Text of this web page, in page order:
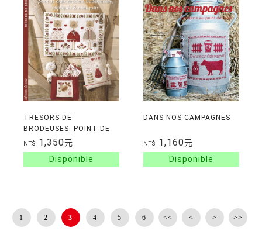
TRESORS DE
BRODEUSES. POINT DE
CROIX, BRODERIE
TRADITIONNELLE,
APPLIQUES ET MINI-
NT$ 1,350元
DANS NOS CAMPAGNES
NT$ 1,160元
1 2 3 4 5 6 << < > >>